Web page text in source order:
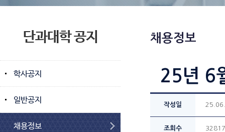
단과대학 공지
학사공지
일반공지
채용정보
채용정보
25년 6
작성일
조회수 32817